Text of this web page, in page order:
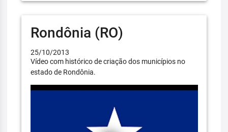
Rondônia (RO)
25/10/2013
Vídeo com histórico de criação dos municípios no
estado de Rondônia.